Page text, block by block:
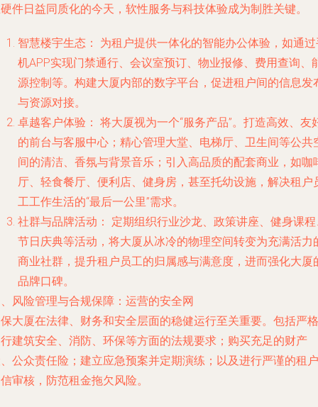
件日益同质化的今天，软性服务与科技体验成为制胜关键。
智慧楼宇生态：
为租户提供一体化的智能办公体验，如通
机APP实现门禁通行、会议室预订、物业报修、费用查询、
源控制等。构建大厦内部的数字平台，促进租户间的信息发
与资源对接。
卓越客户体验： 将大厦视为一个“服务产品”。打造高效、友
的前台与客服中心；精心管理大堂、电梯厅、卫生间等公共
间的清洁、香氛与背景音乐；引入高品质的配套商业，如咖
厅、轻食餐厅、便利店、健身房，甚至托幼设施，解决租户
工工作生活的“最后一公里”需求。
社群与品牌活动：
定期组织行业沙龙、政策讲座、健身课
节日庆典等活动，将大厦从冰冷的物理空间转变为充满活力
商业社群，提升租户员工的归属感与满意度，进而强化大厦
品牌口碑。
风险管理与合规保障：运营的安全网
大厦在法律、财务和安全层面的稳健运行至关重要。包括严格
建筑安全、消防、环保等方面的法规要求；购买充足的财产
公众责任险；建立应急预案并定期演练；以及进行严谨的租户
审核，防范租金拖欠风险。